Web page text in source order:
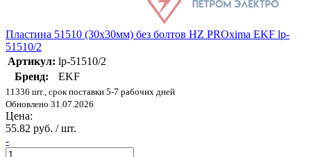
Пластина 51510 (30х30мм) без болтов HZ PROxima EKF lp-
51510/2
Артикул: lp-51510/2
Бренд:
EKF
11336 шт., срок поставки 5-7 рабочих дней
Обновлено 31.07.2026
Цена:
55.82 руб. / шт.
-